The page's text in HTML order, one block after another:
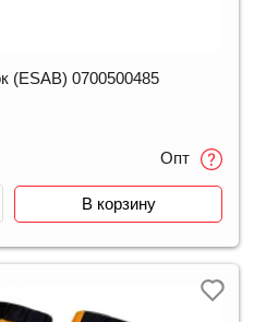
(ESAB) 0700500485
Опт
В корзину